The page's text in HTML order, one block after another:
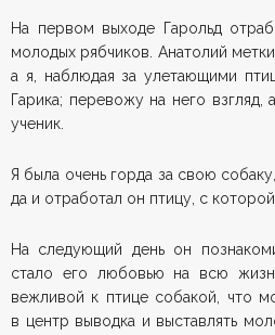
На первом выходе Гарольд
молодых рябчиков. Анатолий
а я, наблюдая за улетающими
Гарика; перевожу на него
ученик.
Я была очень горда за свою
да и отработал он птицу, с
На следующий день он
стало его любовью на всю
вежливой к птице собакой, что
в центр выводка и выставлять